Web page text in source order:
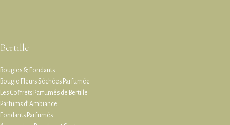
Bertille
Bougies & Fondants
Bougie Fleurs Séchées Parfumée
Les Coffrets Parfumés de Bertille
Parfums d’ Ambiance
Fondants Parfumés